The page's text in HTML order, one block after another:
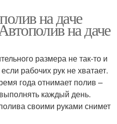
на даче
на даче
размера не так-то и
рабочих рук не хватает.
года отнимает полив –
каждый день.
своими руками снимет